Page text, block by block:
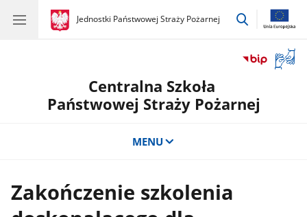
gov.pl
Jednostki Państwowej Straży Pożarnej
gov.pl
Jednostki
przejdź
okno
Centralna Szkoła
Państwowej Straży Pożarnej
MENU
Zakończenie szkolenia